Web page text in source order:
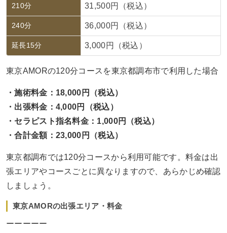
210分 31,500円（税込）
240分 36,000円（税込）
延長15分 3,000円（税込）
東京AMORの120分コースを東京都調布市で利用した場合
・施術料金：18,000円（税込）
・出張料金：4,000円（税込）
・セラピスト指名料金：1,000円（税込）
・合計金額：23,000円（税込）
東京都調布では120分コースから利用可能です。料金は出
張エリアやコースごとに異なりますので、あらかじめ確認
しましょう。
東京AMORの出張エリア・料金
ーーーーー